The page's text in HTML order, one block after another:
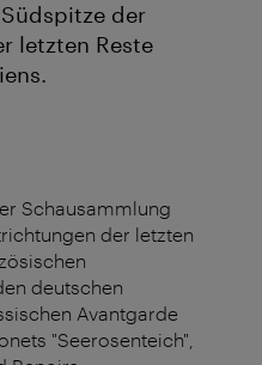
der
letzten Reste
Schausammlung
der letzten
deutschen
Avantgarde
"Seerosenteich",